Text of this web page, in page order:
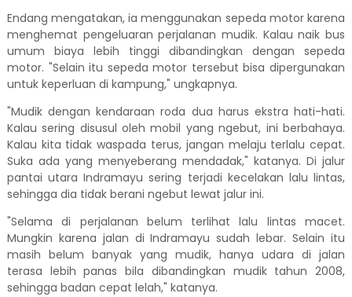
Endang mengatakan, ia menggunakan sepeda motor karena
menghemat pengeluaran perjalanan mudik. Kalau naik bus
umum biaya lebih tinggi dibandingkan dengan sepeda
motor. "Selain itu sepeda motor tersebut bisa dipergunakan
untuk keperluan di kampung," ungkapnya.
"Mudik dengan kendaraan roda dua harus ekstra hati-hati.
Kalau sering disusul oleh mobil yang ngebut, ini berbahaya.
Kalau kita tidak waspada terus, jangan melaju terlalu cepat.
Suka ada yang menyeberang mendadak," katanya. Di jalur
pantai utara Indramayu sering terjadi kecelakan lalu lintas,
sehingga dia tidak berani ngebut lewat jalur ini.
"Selama di perjalanan belum terlihat lalu lintas macet.
Mungkin karena jalan di Indramayu sudah lebar. Selain itu
masih belum banyak yang mudik, hanya udara di jalan
terasa lebih panas bila dibandingkan mudik tahun 2008,
sehingga badan cepat lelah," katanya.